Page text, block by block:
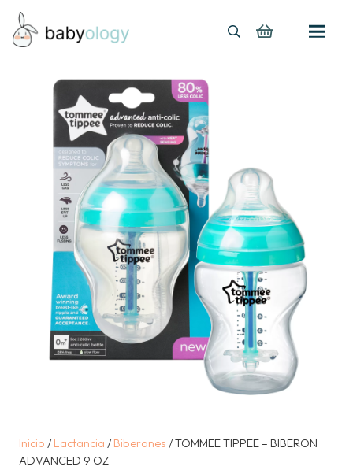
Inicio / Lactancia / Biberones / TOMMEE TIPPEE – BIBERON
ADVANCED 9 OZ